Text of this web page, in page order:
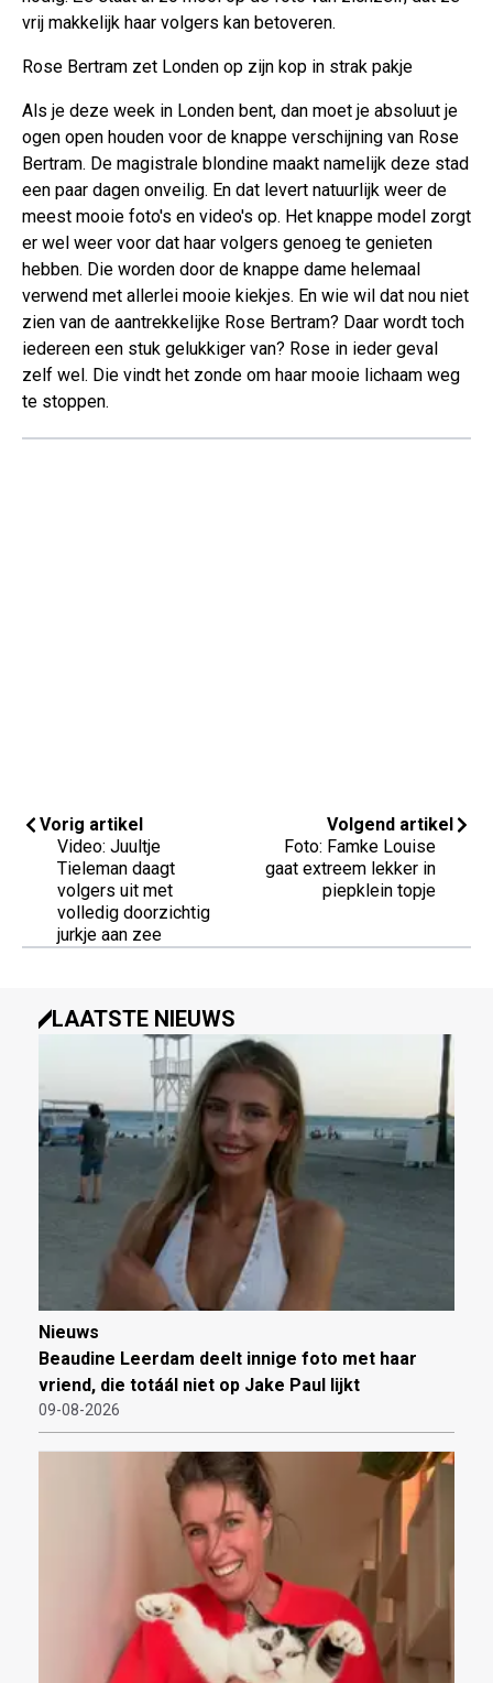
vrij makkelijk haar volgers kan betoveren.
Rose Bertram zet Londen op zijn kop in strak pakje
Als je deze week in Londen bent, dan moet je absoluut je
ogen open houden voor de knappe verschijning van Rose
Bertram. De magistrale blondine maakt namelijk deze stad
een paar dagen onveilig. En dat levert natuurlijk weer de
meest mooie foto's en video's op. Het knappe model zorgt
er wel weer voor dat haar volgers genoeg te genieten
hebben. Die worden door de knappe dame helemaal
verwend met allerlei mooie kiekjes. En wie wil dat nou niet
zien van de aantrekkelijke Rose Bertram? Daar wordt toch
iedereen een stuk gelukkiger van? Rose in ieder geval
zelf wel. Die vindt het zonde om haar mooie lichaam weg
te stoppen.
Vorig artikel
Video: Juultje
Tieleman daagt
volgers uit met
volledig doorzichtig
jurkje aan zee
Volgend artikel
Foto: Famke Louise
gaat extreem lekker in
piepklein topje
LAATSTE NIEUWS
Nieuws
Beaudine Leerdam deelt innige foto met haar
vriend, die totáál niet op Jake Paul lijkt
09-08-2026